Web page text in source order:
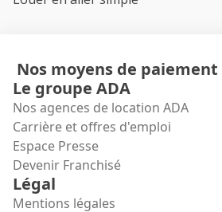
Nos moyens de paiement
Le groupe ADA
Nos agences de location ADA
Carrière et offres d'emploi
Espace Presse
Devenir Franchisé
Légal
Mentions légales